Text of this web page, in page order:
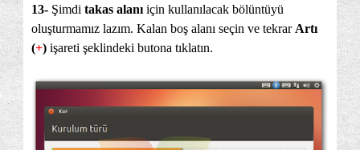
13- Şimdi takas alanı için kullanılacak bölüntüyü
oluşturmamız lazım. Kalan boş alanı seçin ve tekrar Artı
(+) işareti şeklindeki butona tıklatın.